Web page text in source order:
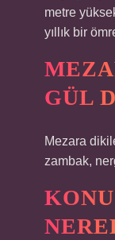
metre
yıllık bir
GÜL
Mezara
zambak,